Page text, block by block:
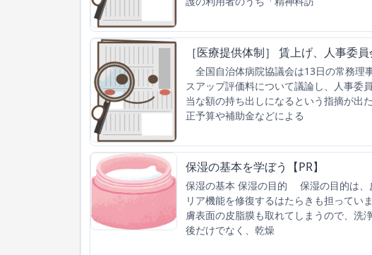
［医療提供体制］ 賃上げ、人事
全国自治体病院協議会は13日の常務理
スアップ評価料について議論し、人事委
当な額の持ち出しになるという指摘が出
正予算や補助金などによる
保湿の基本を学ぼう【PR】
保湿の基本 保湿の目的 保湿の目的は、
リア機能を修復するはたらきも担ってい
膚表面の皮脂膜も取れてしまうので、洗
後だけでなく、乾燥